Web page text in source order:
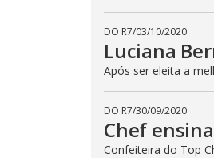
DO R7/03/10/2020
Luciana
Após ser eleita a
DO R7/30/09/2020
Chef
Confeiteira do Top